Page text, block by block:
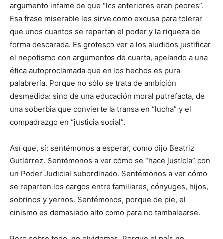
argumento infame de que “los anteriores eran peores”.
Esa frase miserable les sirve como excusa para tolerar
que unos cuantos se repartan el poder y la riqueza de
forma descarada. Es grotesco ver a los aludidos justificar
el nepotismo con argumentos de cuarta, apelando a una
ética autoproclamada que en los hechos es pura
palabrería. Porque no sólo se trata de ambición
desmedida: sino de una educación moral putrefacta, de
una soberbia que convierte la transa en “lucha” y el
compadrazgo en “justicia social”.
Así que, sí: sentémonos a esperar, como dijo Beatriz
Gutiérrez. Sentémonos a ver cómo se “hace justicia” con
un Poder Judicial subordinado. Sentémonos a ver cómo
se reparten los cargos entre familiares, cónyuges, hijos,
sobrinos y yernos. Sentémonos, porque de pie, el
cinismo es demasiado alto como para no tambalearse.